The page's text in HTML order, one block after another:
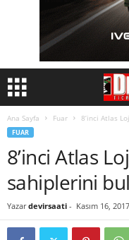
Ana Sayfa Fuar 8’inci Atlas
FUAR
8’inci Atlas
sahiplerini
Yazar devirsaati - Kasım 16, 2017